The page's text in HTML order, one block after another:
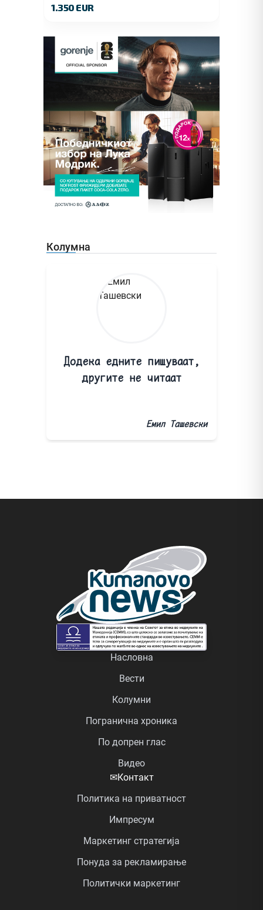
1.350 EUR
Колумна
Додека едните пишуваат,
другите не читаат
Емил Ташевски
Насловна
Вести
Колумни
Погранична хроника
По допрен глас
Видео
✉Контакт
Политика на приватност
Импресум
Маркетинг стратегија
Понуда за рекламирање
Политички маркетинг